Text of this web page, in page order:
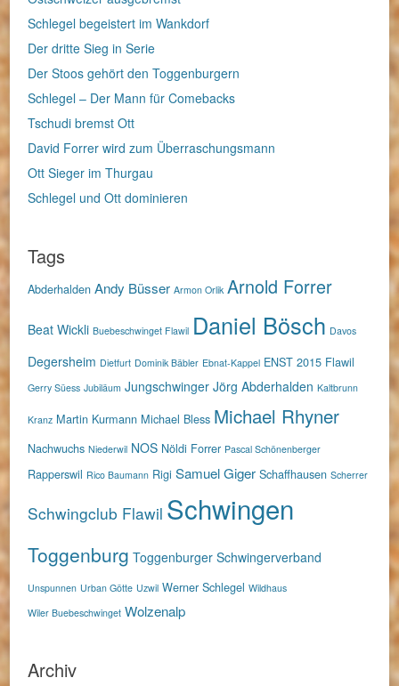
Schlegel begeistert im Wankdorf
Der dritte Sieg in Serie
Der Stoos gehört den Toggenburgern
Schlegel – Der Mann für Comebacks
Tschudi bremst Ott
David Forrer wird zum Überraschungsmann
Ott Sieger im Thurgau
Schlegel und Ott dominieren
Tags
Abderhalden Andy Büsser Armon Orlik Arnold Forrer
Beat Wickli Buebeschwinget Flawil Daniel Bösch Davos
Degersheim Dietfurt Dominik Bäbler Ebnat-Kappel ENST 2015 Flawil
Gerry Süess Jubiläum Jungschwinger Jörg Abderhalden Kaltbrunn
Kranz Martin Kurmann Michael Bless Michael Rhyner
Nachwuchs Niederwil NOS Nöldi Forrer Pascal Schönenberger
Rapperswil Rico Baumann Rigi Samuel Giger Schaffhausen Scherrer
Schwingclub Flawil Schwingen
Toggenburg Toggenburger Schwingerverband
Unspunnen Urban Götte Uzwil Werner Schlegel Wildhaus
Wiler Buebeschwinget Wolzenalp
Archiv